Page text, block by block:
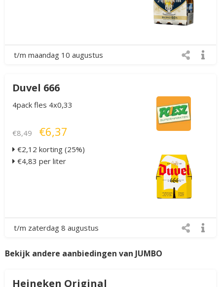
t/m maandag 10 augustus
Duvel 666
4pack fles 4x0,33
€8,49 €6,37
€2,12 korting (25%)
€4,83 per liter
t/m zaterdag 8 augustus
Bekijk andere aanbiedingen van JUMBO
Heineken Original